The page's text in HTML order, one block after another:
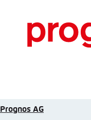
Prognos AG